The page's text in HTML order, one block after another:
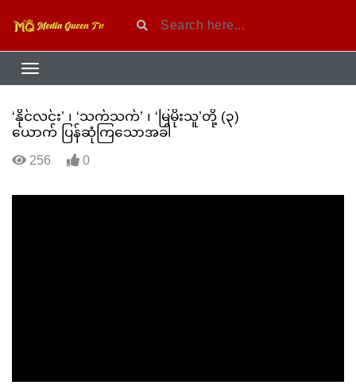
‘နိုင်လင်း’ ၊ ‘သက်သက်’ ၊ ‘မြမိုးသူ’တို့ (၃)
ယောက် ပြန်ဆုံကြသောအခါ
256 0